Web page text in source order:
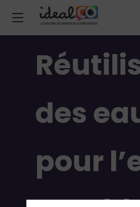
des
pour